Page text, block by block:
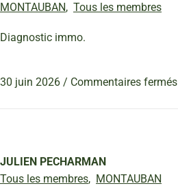
MONTAUBAN, Tous les membres
Diagnostic immo.
30 juin 2026 / Commentaires fermés
JULIEN PECHARMAN
Tous les membres, MONTAUBAN